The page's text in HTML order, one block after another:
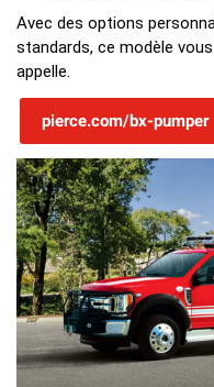
Avec des options
standards, ce modèle
appelle.
pierce.com/bx-pumper